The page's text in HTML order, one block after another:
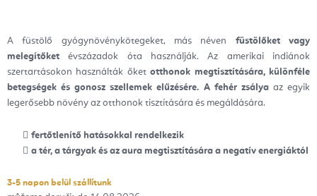
A füstölő gyógynövénykötegeket, más néven füstölőket vagy
melegítőket évszázadok óta használják. Az amerikai indiánok
szertartásokon használták őketotthonok megtisztítására, különféle
betegségek és gonosz szellemek elűzésére. A fehér zsályaaz egyik
legerősebb növény az otthonok tisztítására és megáldására.
fertőtlenítő hatásokkal rendelkezik
a tér, a tárgyak és az aura megtisztítására a negatív energiáktól
3-5 napon belül szállítunk